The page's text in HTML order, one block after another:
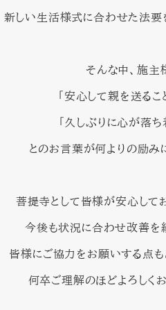
新しい生活様式に合わせた法要
そんな中、施主
「安心して親を送るこ
「久しぶりに心が落ち
とのお言葉が何よりの励み
菩提寺として皆様が安心して
今後も状況に合わせ改善を
皆様にご協力をお願いする点も
何卒ご理解のほどよろしく